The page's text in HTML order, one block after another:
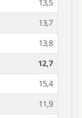
13,5
13,7
13,8
12,7
15,4
11,9